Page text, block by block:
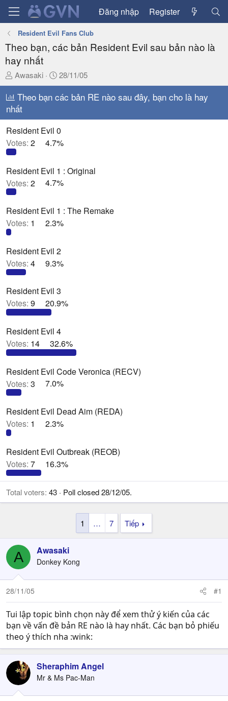
Đăng nhập Register
Resident Evil Fans Club
Theo bạn, các bản Resident Evil sau bản nào là
hay nhất
T
h
e
a
d
s
t
r
t
e
Awasaki
N
g
à
g
ử
i
28/11/05
Theo bạn các bản RE nào sau đây, bạn cho là hay
nhất
Resident Evil 0
Votes: 2 4.7%
Resident Evil 1 : Original
Votes: 2 4.7%
Resident Evil 1 : The Remake
Votes: 1 2.3%
Resident Evil 2
Votes: 4 9.3%
Resident Evil 3
Votes: 9 20.9%
Resident Evil 4
Votes: 14 32.6%
Resident Evil Code Veronica (RECV)
Votes: 3 7.0%
Resident Evil Dead Aim (REDA)
Votes: 1 2.3%
Resident Evil Outbreak (REOB)
Votes: 7 16.3%
Total voters 43 Poll closed28/12/05.
1 … 7 Tiếp
A Awasaki
Donkey Kong
28/11/05 #1
Tui lập topic bình chọn này để xem thử ý kiến của các
bạn về vấn đề bản RE nào là hay nhất. Các bạn bỏ phiếu
theo ý thích nha :wink:
Sheraphim Angel
Mr & Ms Pac-Man